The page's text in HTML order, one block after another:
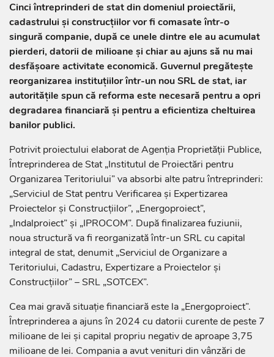
Cinci întreprinderi de stat din domeniul proiectării,
cadastrului și construcțiilor vor fi comasate într-o
singură companie, după ce unele dintre ele au acumulat
pierderi, datorii de milioane și chiar au ajuns să nu mai
desfășoare activitate economică. Guvernul pregătește
reorganizarea instituțiilor într-un nou SRL de stat, iar
autoritățile spun că reforma este necesară pentru a opri
degradarea financiară și pentru a eficientiza cheltuirea
banilor publici.
Potrivit proiectului elaborat de Agenția Proprietății Publice,
Întreprinderea de Stat „Institutul de Proiectări pentru
Organizarea Teritoriului” va absorbi alte patru întreprinderi:
„Serviciul de Stat pentru Verificarea și Expertizarea
Proiectelor și Construcțiilor”, „Energoproiect”,
„Indalproiect” și „IPROCOM”. După finalizarea fuziunii,
noua structură va fi reorganizată într-un SRL cu capital
integral de stat, denumit „Serviciul de Organizare a
Teritoriului, Cadastru, Expertizare a Proiectelor și
Construcțiilor” – SRL „SOTCEX”.
Cea mai gravă situație financiară este la „Energoproiect”.
Întreprinderea a ajuns în 2024 cu datorii curente de peste 7
milioane de lei și capital propriu negativ de aproape 3,75
milioane de lei. Compania a avut venituri din vânzări de